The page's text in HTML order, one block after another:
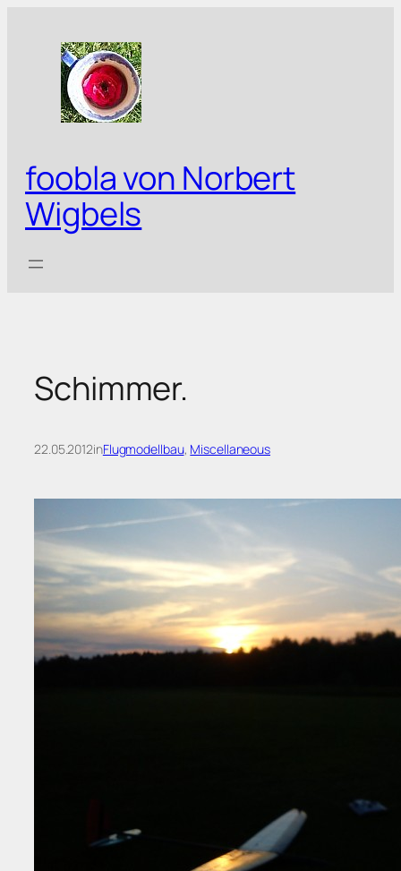
springen
foobla von Norbert
Wigbels
Schimmer.
22.05.2012inFlugmodellbau, Miscellaneous